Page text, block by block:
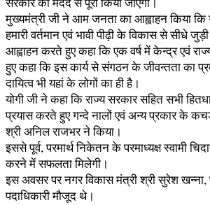
मुख्यमंत्री जी ने आम जनता का आह्वाहन किया कि
हमारी वर्तमान एवं भावी पीढ़ी के विकास से सीधे
आह्वाहन करते हुए कहा कि एक वर्ष में केन्द्र एवं
हुए कहा कि इस कार्य से संगठन के जीवन्तता का
दायित्व भी यहां के लोगों का ही है।
योगी जी ने कहा कि राज्य सरकार सहित सभी
प्रयास करते हुए गन्दे नालों एवं अन्य प्रकार के
श्री अनिल राजभर ने किया।
इससे पूर्व, परमार्थ निकेतन के परमाध्यक्ष स्वामी
करने में सफलता मिलेगी।
इस अवसर पर नगर विकास मंत्री श्री सुरेश खन्ना,
पदाधिकारी मौजूद थे।